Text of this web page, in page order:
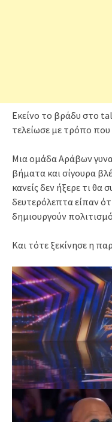
Εκείνο το βράδυ στο
τελείωσε με τρόπο
Μια ομάδα Αράβων
βήματα και σίγουρα
κανείς δεν ήξερε τι
δευτερόλεπτα είπαν
δημιουργούν
Και τότε ξεκίνησε η